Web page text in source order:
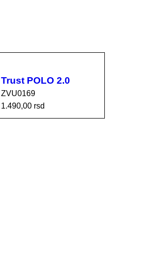
Trust POLO 2.0
ZVU0169
1.490,00 rsd
DODAJ U KORPU